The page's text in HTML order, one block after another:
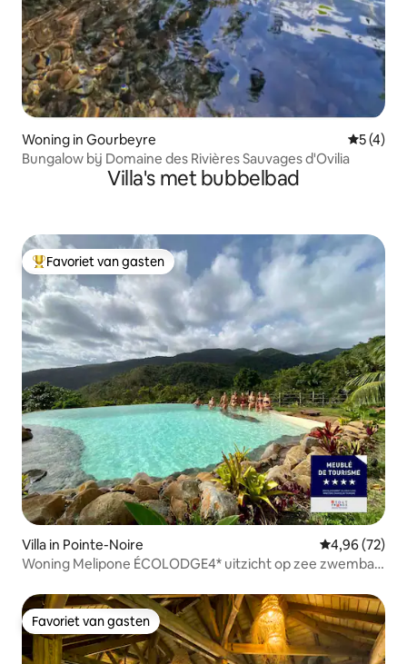
Woning in Gourbeyre
5 (4)
Bungalow bij Domaine des Rivières Sauvages d'Ovilia
Villa's met bubbelbad
Topfavoriet van gasten
Favoriet van gasten
Villa in Pointe-Noire Gemiddelde
4,96 (72)
Woning Melipone ÉCOLODGE4* uitzicht op zee zwembad
Favoriet van gasten
Favoriet van gasten